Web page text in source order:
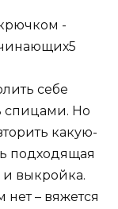
себе
спицами. Но
какую-
подходящая
выкройка.
– вяжется